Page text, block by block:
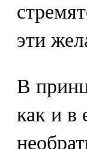
эти
В
как и в